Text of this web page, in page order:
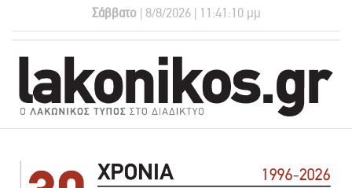
Σάββατο| 8/8/2026 | 11:41:11 μμ